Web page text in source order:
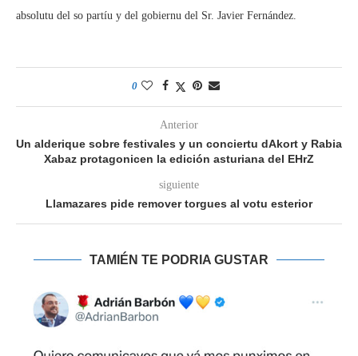
absolutu del so partíu y del gobiernu del Sr. Javier Fernández.
0
Anterior
Un alderique sobre festivales y un conciertu dAkort y Rabia
Xabaz protagonicen la edición asturiana del EHrZ
siguiente
Llamazares pide remover torgues al votu esterior
TAMIÉN TE PODRIA GUSTAR